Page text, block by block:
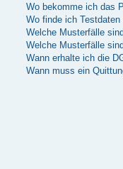
Wo bekomme ich das
Wo finde ich
Welche Musterfälle
Welche Musterfälle
Wann erhalte ich die
Wann muss ein